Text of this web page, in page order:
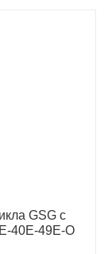
GSG с
40E-49E-O